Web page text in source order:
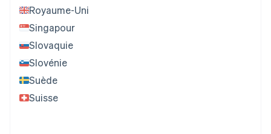
Royaume-Uni
Singapour
Slovaquie
Slovénie
Suède
Suisse